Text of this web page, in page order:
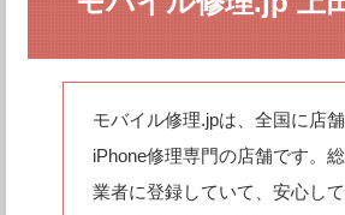
モバイル修理.jpは、全国に店
iPhone修理専門の店舗です。
業者に登録していて、安心し